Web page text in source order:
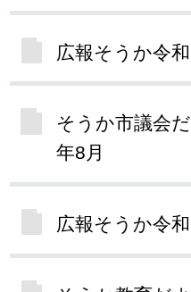
広報そうか令
そうか市議会
年8月
広報そうか令